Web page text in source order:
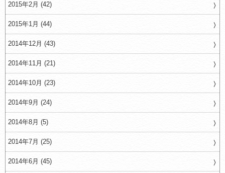
2015年2月 (42)
2015年1月 (44)
2014年12月 (43)
2014年11月 (21)
2014年10月 (23)
2014年9月 (24)
2014年8月 (5)
2014年7月 (25)
2014年6月 (45)